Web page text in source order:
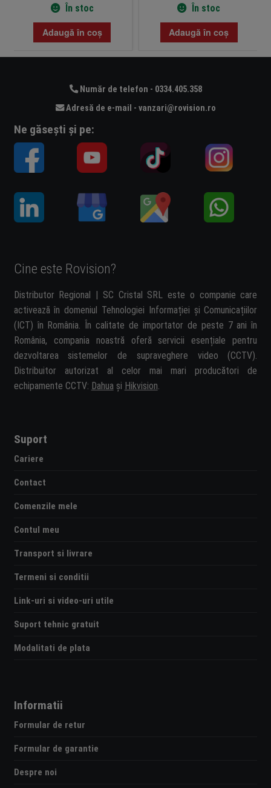
În stoc
Adaugă în coș
În stoc
Adaugă în coș
Număr de telefon - 0334.405.358
Adresă de e-mail - vanzari@rovision.ro
Ne găsești și pe:
Cine este Rovision?
Distributor Regional | SC Cristal SRL este o companie care
activează în domeniul Tehnologiei Informației și Comunicațiilor
(ICT) în România. În calitate de importator de peste 7 ani în
România, compania noastră oferă servicii esențiale pentru
dezvoltarea sistemelor de supraveghere video (CCTV).
Distribuitor autorizat al celor mai mari producători de
echipamente CCTV: Dahua și Hikvision.
Suport
Cariere
Contact
Comenzile mele
Contul meu
Transport si livrare
Termeni si conditii
Link-uri si video-uri utile
Suport tehnic gratuit
Modalitati de plata
Informatii
Formular de retur
Formular de garantie
Despre noi